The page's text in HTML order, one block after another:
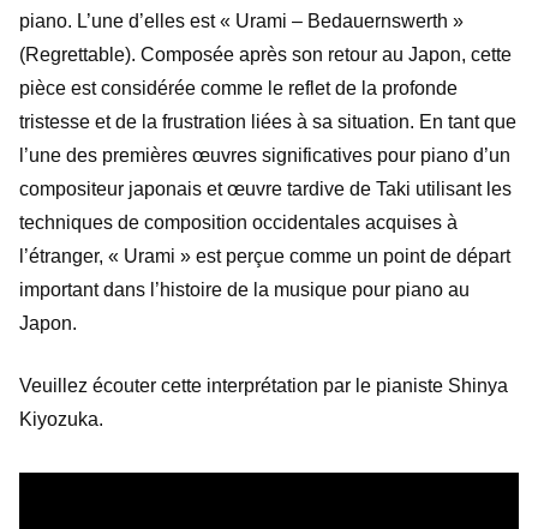
piano. L’une d’elles est « Urami – Bedauernswerth »
(Regrettable). Composée après son retour au Japon, cette
pièce est considérée comme le reflet de la profonde
tristesse et de la frustration liées à sa situation. En tant que
l’une des premières œuvres significatives pour piano d’un
compositeur japonais et œuvre tardive de Taki utilisant les
techniques de composition occidentales acquises à
l’étranger, « Urami » est perçue comme un point de départ
important dans l’histoire de la musique pour piano au
Japon.
Veuillez écouter cette interprétation par le pianiste Shinya
Kiyozuka.